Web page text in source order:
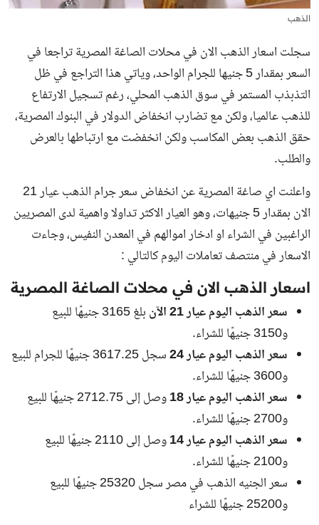
الذهب
سجلت اسعار الذهب الان في محلات الصاغة المصرية تراجعا في
السعر بمقدار 5 جنيها للجرام الواحد، وياتي هذا التراجع في ظل
التذبذب المستمر في سوق الذهب المحلي، رغم تسجيل الارتفاع
للذهب عالميا، ولكن مع تضارب انخفاض الدولار في البنوك المصرية،
حقق الذهب بعض المكاسب ولكن انخفضت مع ارتباطها بالعرض
والطلب.
واعلنت اي صاغة المصرية عن انخفاض
سعر جرام الذهب عيار 21
الان
بمقدار 5 جنيهات، وهو العيار الاكثر تداولا واهمية لدى المصريين
الراغبين في الشراء او ادخار اموالهم في المعدن النفيس، وجاءت
الاسعار في منتصف تعاملات اليوم كالتالي :
اسعار الذهب الان في محلات الصاغة المصرية
سعر الذهب اليوم عيار 21 الآن بلغ
جنيهًا للبيع
و3150جنيهًا للشراء.
سعر الذهب اليوم عيار 24
سجل
جنيهًا للجرام للبيع
و3600جنيهًا للشراء.
سعر الذهب اليوم عيار 18
وصل إلى
جنيهًا للبيع
و2700جنيهًا للشراء.
سعر الذهب اليوم عيار 14
وصل إلى
جنيهًا للبيع
و2100جنيهًا للشراء.
سعر الجنيه الذهب في مصر سجل25320جنيهًا للبيع
و25200جنيهًا للشراء